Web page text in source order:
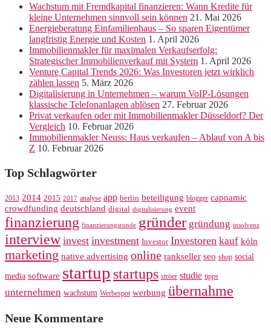
Wachstum mit Fremdkapital finanzieren: Wann Kredite für
kleine Unternehmen sinnvoll sein können 21. Mai 2026
Energieberatung Einfamilienhaus – So sparen Eigentümer
langfristig Energie und Kosten 1. April 2026
Immobilienmakler für maximalen Verkaufserfolg:
Strategischer Immobilienverkauf mit System 1. April 2026
Venture Capital Trends 2026: Was Investoren jetzt wirklich
zählen lassen 5. März 2026
Digitalisierung in Unternehmen – warum VoIP-Lösungen
klassische Telefonanlagen ablösen 27. Februar 2026
Privat verkaufen oder mit Immobilienmakler Düsseldorf? Der
Vergleich 10. Februar 2026
Immobilienmakler Neuss: Haus verkaufen – Ablauf von A bis
Z 10. Februar 2026
Top Schlagwörter
2013 2014 2015 2017 analyse app berlin beteiligung blogger capnamic
crowdfunding deutschland digital digitalisierung event
finanzierung finanzierungsrunde gründer gründung insolvenz
interview invest investment Investor Investoren kauf köln
marketing native advertising online rankseller seo shop social
media software startup startups ströer studie tipps
unternehmen wachstum Werbespot werbung übernahme
Neue Kommentare